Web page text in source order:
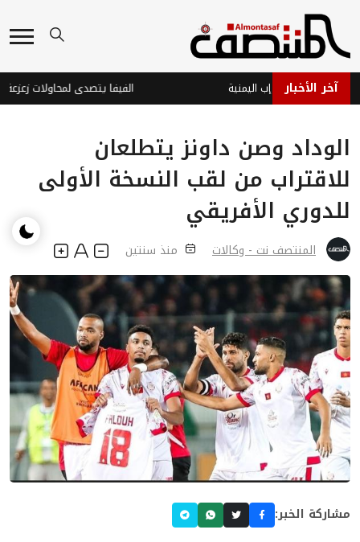
آخر الأخبار الفيفا يتصدى لمحاولات زعزعة
الوداد وصن داونز يتطلعان
للاقتراب من لقب النسخة الأولى
للدوري الأفريقي
المنتصف نت - وكالات منذ سنتين
مشاركة الخبر: